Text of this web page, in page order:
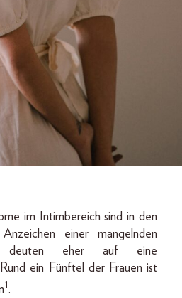
im Intimbereich sind in den
einer mangelnden
deuten eher auf eine
ein Fünftel der Frauen ist
1.